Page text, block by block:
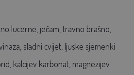
lucerne, ječam, travno brašno,
sladni cvijet, ljuske sjemenki
kalcijev karbonat, magnezijev